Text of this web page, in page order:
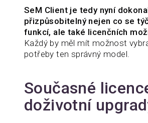
SeM Client je tedy nyní
přizpůsobitelný nejen co se
funkcí, ale také licenčních
Každý by měl mít možnost
potřeby ten správný model.
Současné
doživotní